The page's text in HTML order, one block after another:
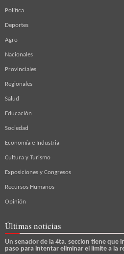
Política
Deportes
Agro
Nacionales
Provinciales
Regionales
Salud
Educación
Sociedad
Economía e Industria
Cultura y Turismo
Exposiciones y Congresos
Recursos Humanos
Opinión
Últimas noticias
Un senador de la 4ta. seccion tiene que
paso para intentar eliminar el límite a la